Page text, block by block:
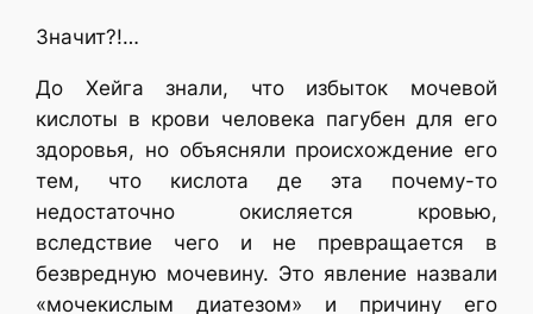
Значит?!…
До Хейга знали, что избыток мочевой
кислоты в крови человека пагубен для его
здоровья, но объясняли происхождение его
тем, что кислота де эта почему-то
недостаточно окисляется кровью,
вследствие чего и не превращается в
безвредную мочевину. Это явление назвали
«мочекислым диатезом» и причину его